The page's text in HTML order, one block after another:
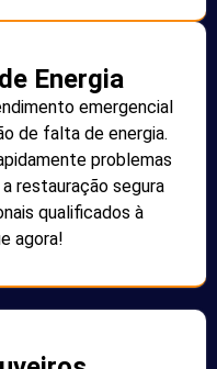
Energia
emergencial
de falta de energia.
problemas
restauração segura
qualificados à
agora!